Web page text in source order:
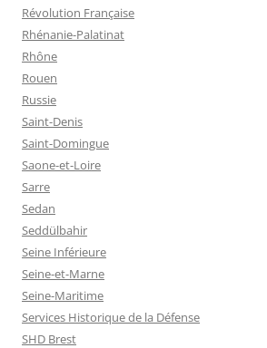
Révolution Française
Rhénanie-Palatinat
Rhône
Rouen
Russie
Saint-Denis
Saint-Domingue
Saone-et-Loire
Sarre
Sedan
Seddülbahir
Seine Inférieure
Seine-et-Marne
Seine-Maritime
Services Historique de la Défense
SHD Brest